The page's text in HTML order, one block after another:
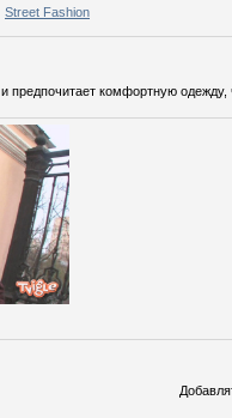
Street Fashion
предпочитает комфортную